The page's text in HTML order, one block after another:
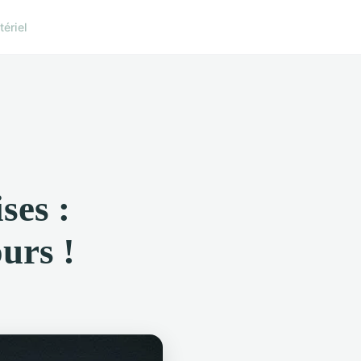
:
!